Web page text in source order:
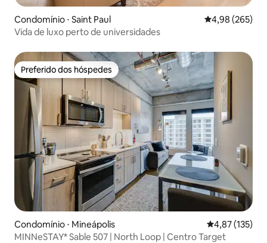
Condomínio ⋅ Saint Paul 4,98 de uma
4,98 (265)
Vida de luxo perto de universidades
Preferido dos hóspedes
Preferido dos hóspedes
Condomínio ⋅ Mineápolis 4,87 de uma
4,87 (135)
MINNeSTAY* Sable 507 | North Loop | Centro Target